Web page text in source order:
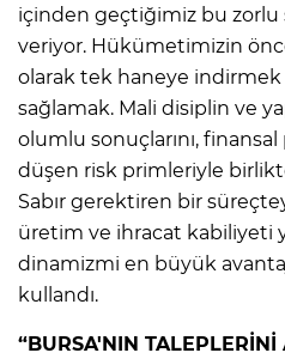
içinden geçtiğimiz bu
veriyor. Hükümetimizin
olarak tek haneye indirmek
sağlamak. Mali disiplin ve
olumlu sonuçlarını,
düşen risk primleriyle
Sabır gerektiren bir
üretim ve ihracat kabiliyeti
dinamizmi en büyük
kullandı.
“BURSA'NIN TALEPLERİNİ